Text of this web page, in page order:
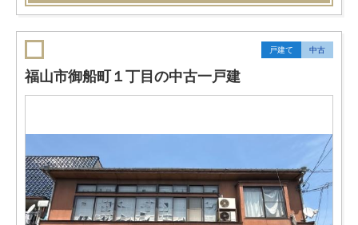
戸建て 中古
福山市御船町１丁目の中古一戸建